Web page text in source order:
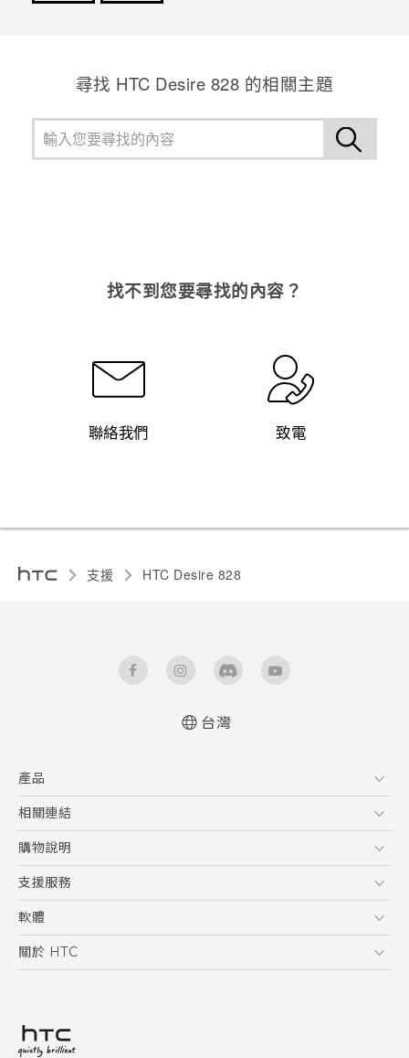
尋找 HTC Desire 828 的相關主題
找不到您要尋找的內容？
聯絡我們 致電
支援 HTC Desire 828‎
台灣
產品
5G
智慧型手機
配件
相關連結
HTC Research
購物說明
購物須知
訂單管理
付款方式
支援服務
到府收送維修服務
服務中心資訊
客戶服務佈告欄
軟體
應用程式
HTC Sync Manager
關於 HTC
投資人